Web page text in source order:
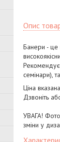
Опис
Банери - це
семінари),
Ціна
Дзвоніть
УВАГА! Фото
зміни у